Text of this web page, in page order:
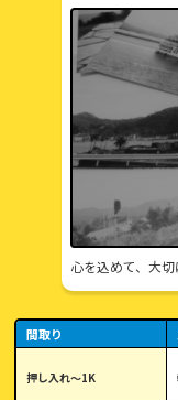
心を込めて、大切
間取り
押し入れ〜1K